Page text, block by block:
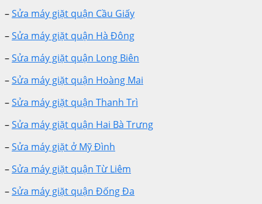
–Sửa máy giặt quận Cầu Giấy
–Sửa máy giặt quận Hà Đông
–Sửa máy giặt quận Long Biên
–Sửa máy giặt quận Hoàng Mai
–Sửa máy giặt quận Thanh Trì
–Sửa máy giặt quận Hai Bà Trưng
–Sửa máy giặt ở Mỹ Đình
–Sửa máy giặt quận Từ Liêm
–Sửa máy giặt quận Đống Đa